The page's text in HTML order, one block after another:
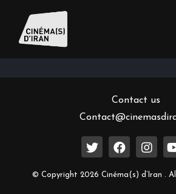
Inscrivez-vous à notre newsletter
Contact us
© Copyright 2026 Cinéma(s) d’Iran .